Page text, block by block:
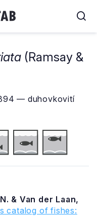
(Ramsay &
— duhovkovití
& Van der Laan,
catalog of fishes: